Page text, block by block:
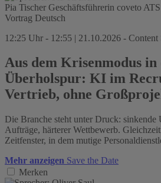
Pia Tischer Geschäftsführerin coveto
Vortrag Deutsch
12:25 Uhr - 12:55 | 21.10.2026 - Content
Aus dem Krisenmodus in
Überholspur: KI im
Vertrieb, ohne
Die Branche steht unter Druck: sinkende
Aufträge, härterer Wettbewerb.
Zeitfenster, in dem mutige
Mehr anzeigen Save the Date
Merken